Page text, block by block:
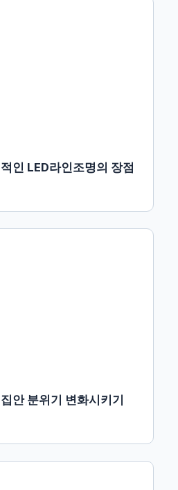
인 LED라인조명의 장점
안 분위기 변화시키기